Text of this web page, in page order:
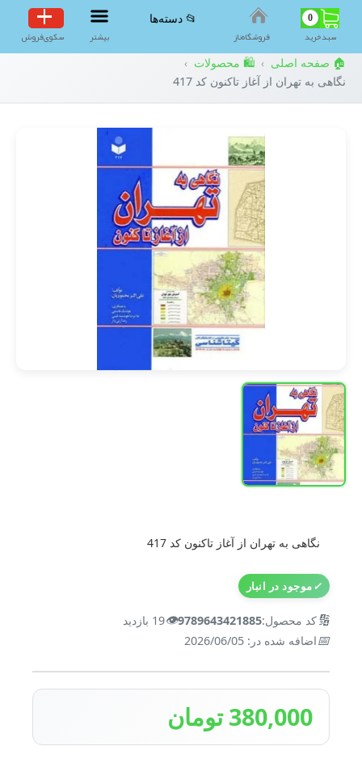
0
سبد‌خرید فروشگاه‌ناز
📂 دسته‌ها
بیشتر سکوی‌فروش
🏠 صفحه اصلی › 🛍️ محصولات ›
نگاهی به تهران از آغاز تاکنون کد 417
نگاهی به تهران از آغاز تاکنون کد 417
✓موجود در انبار
🔢کد محصول:9789643421885
👁️19 بازدید
📅اضافه شده در: 2026/06/05
380,000 تومان